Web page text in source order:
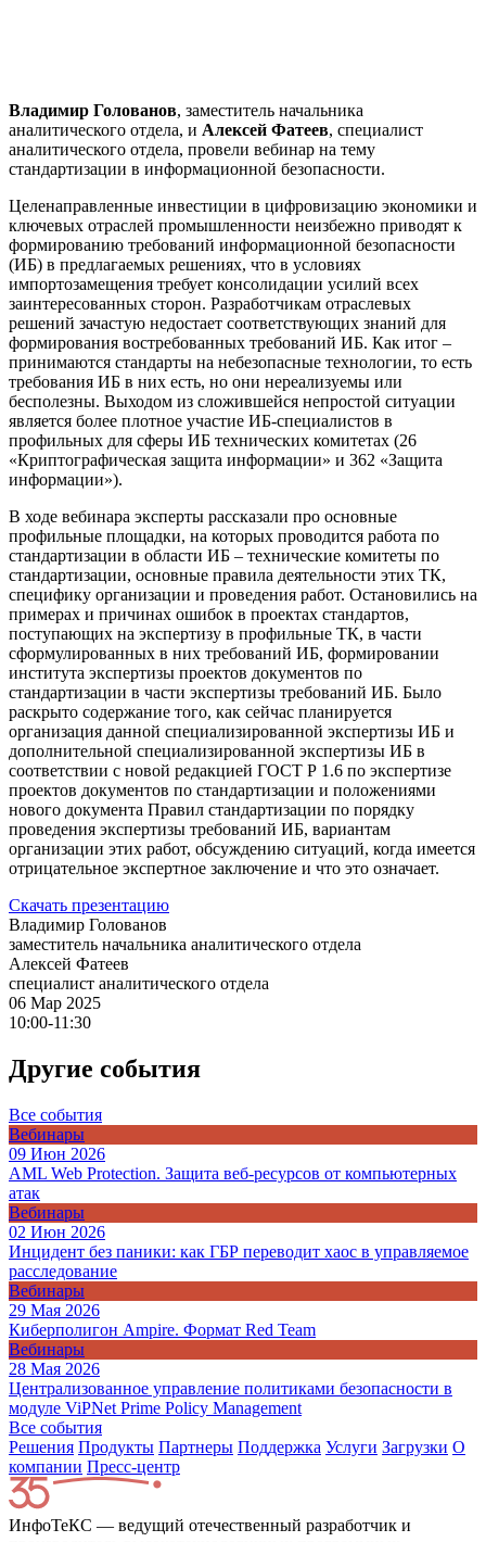
Владимир Голованов, заместитель начальника
аналитического отдела, и Алексей Фатеев, специалист
аналитического отдела, провели вебинар на тему
стандартизации в информационной безопасности.
Целенаправленные инвестиции в цифровизацию экономики и
ключевых отраслей промышленности неизбежно приводят к
формированию требований информационной безопасности
(ИБ) в предлагаемых решениях, что в условиях
импортозамещения требует консолидации усилий всех
заинтересованных сторон. Разработчикам отраслевых
решений зачастую недостает соответствующих знаний для
формирования востребованных требований ИБ. Как итог –
принимаются стандарты на небезопасные технологии, то есть
требования ИБ в них есть, но они нереализуемы или
бесполезны. Выходом из сложившейся непростой ситуации
является более плотное участие ИБ-специалистов в
профильных для сферы ИБ технических комитетах (26
«Криптографическая защита информации» и 362 «Защита
информации»).
В ходе вебинара эксперты рассказали про основные
профильные площадки, на которых проводится работа по
стандартизации в области ИБ – технические комитеты по
стандартизации, основные правила деятельности этих ТК,
специфику организации и проведения работ. Остановились на
примерах и причинах ошибок в проектах стандартов,
поступающих на экспертизу в профильные ТК, в части
сформулированных в них требований ИБ, формировании
института экспертизы проектов документов по
стандартизации в части экспертизы требований ИБ. Было
раскрыто содержание того, как сейчас планируется
организация данной специализированной экспертизы ИБ и
дополнительной специализированной экспертизы ИБ в
соответствии с новой редакцией ГОСТ Р 1.6 по экспертизе
проектов документов по стандартизации и положениями
нового документа Правил стандартизации по порядку
проведения экспертизы требований ИБ, вариантам
организации этих работ, обсуждению ситуаций, когда имеется
отрицательное экспертное заключение и что это означает.
Скачать презентацию
Владимир Голованов
заместитель начальника аналитического отдела
Алексей Фатеев
специалист аналитического отдела
06 Мар 2025
10:00-11:30
Другие события
Все события
Вебинары
09 Июн 2026
AML Web Protection. Защита веб-ресурсов от компьютерных
атак
Вебинары
02 Июн 2026
Инцидент без паники: как ГБР переводит хаос в управляемое
расследование
Вебинары
29 Мая 2026
Киберполигон Ampire. Формат Red Team
Вебинары
28 Мая 2026
Централизованное управление политиками безопасности в
модуле ViPNet Prime Policy Management
Все события
Решения Продукты Партнeры Поддержка Услуги Загрузки О
компании Пресс-центр
ИнфоТеКС — ведущий отечественный разработчик и